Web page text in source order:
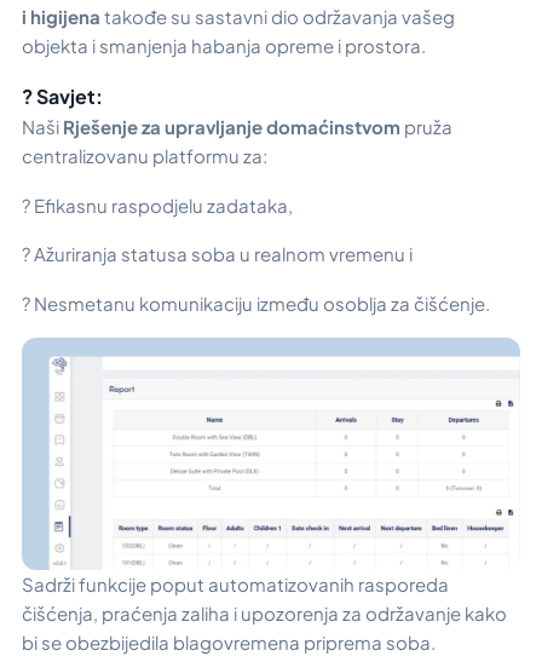
i higijena takođe su sastavni dio održavanja vašeg
objekta i smanjenja habanja opreme i prostora.
? Savjet:
Naši Rješenje za upravljanje domaćinstvom pruža
centralizovanu platformu za:
? Efikasnu raspodjelu zadataka,
? Ažuriranja statusa soba u realnom vremenu i
? Nesmetanu komunikaciju između osoblja za čišćenje.
Sadrži funkcije poput automatizovanih rasporeda
čišćenja, praćenja zaliha i upozorenja za održavanje kako
bi se obezbijedila blagovremena priprema soba.